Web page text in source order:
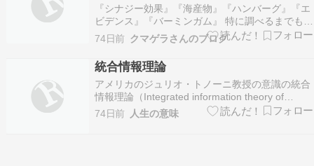
『シナジー効果』『海産物』『ハンバーグ』『エ
ビデンス』『バーミンガム』 特に調べるまでもな
い言葉ばかりですが過去の体験の中にあるものだ
けリブログしておくことにします。 『ばーみんが
む』を調べたところ私のブログ内にこの一つの記
事にしか出てこない言葉でした。一度もシンクロ
が起きてい…
74日前 クマゲラさんのブログ
統合情報理論
アメリカのジュリオ・トノーニ教授の意識の統合
情報理論（Integrated information theory of
consciousness（IIT）2004）情報交換し合いなが
ら一つのネットワークを形成それらの総和（相乗
74日前 人生の意味